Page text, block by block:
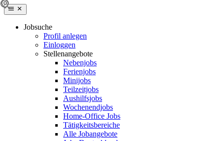
Jobsuche
Profil anlegen
Einloggen
Stellenangebote
Nebenjobs
Ferienjobs
Minijobs
Teilzeitjobs
Aushilfsjobs
Wochenendjobs
Home-Office Jobs
Tätigkeitsbereiche
Alle Jobangebote